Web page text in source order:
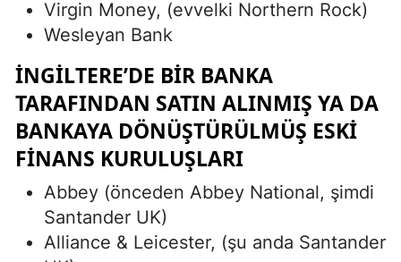
Virgin Money, (evvelki Northern Rock)
Wesleyan Bank
İNGILTERE’DE BIR BANKA
TARAFINDAN SATIN ALINMIŞ YA DA
BANKAYA DÖNÜŞTÜRÜLMÜŞ ESKI
FINANS KURULUŞLARI
Abbey (önceden Abbey National, şimdi
Santander UK)
Alliance & Leicester, (şu anda Santander